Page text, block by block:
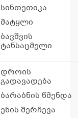
სინთეთიკა
მატყლი
ბავშვის
ტანსაცმელი
დროის
გადავადება
ბარაბნის წმენდა
ენის შერჩევა